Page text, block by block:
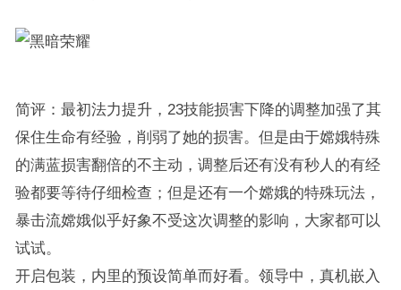
简评：最初法力提升，23技能损害下降的调整加强了其
保住生命有经验，削弱了她的损害。但是由于嫦娥特殊
的满蓝损害翻倍的不主动，调整后还有没有秒人的有经
验都要等待仔细检查；但是还有一个嫦娥的特殊玩法，
暴击流嫦娥似乎好象不受这次调整的影响，大家都可以
试试。
开启包装，内里的预设简单而好看。领导中，真机嵌入